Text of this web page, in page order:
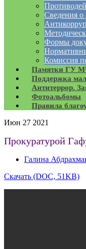
Сведения о
Формы
Комиссия
Памятки ГУ
Поддержка
Антитеррор.
Фотоальбомы
Правила
Июн 27 2021
Прокуратурой
Галина
Скачать (DOC, 51KB)